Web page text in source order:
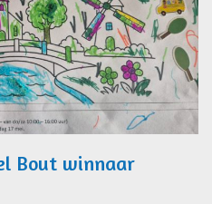
Bout winnaar